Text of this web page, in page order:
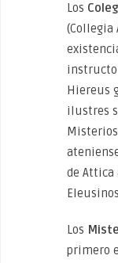
Los
Hiereus
ilustres
de Attica
Los
primero